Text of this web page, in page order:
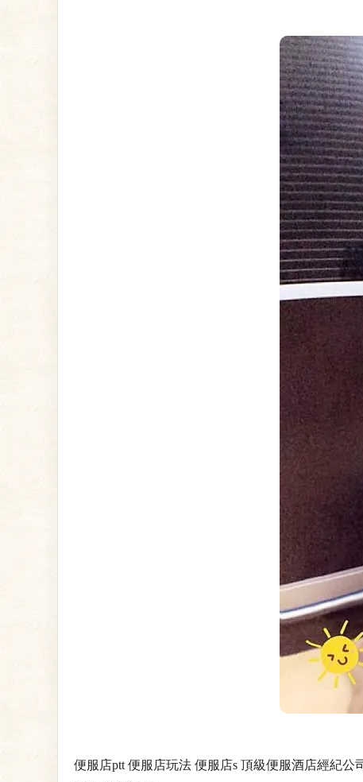
便服店ptt 便服店玩法 便服店s 頂級便服酒店經紀公